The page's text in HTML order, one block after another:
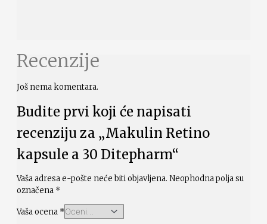
Recenzije
Još nema komentara.
Budite prvi koji će napisati
recenziju za „Makulin Retino
kapsule a 30 Ditepharm“
Vaša adresa e-pošte neće biti objavljena. Neophodna polja su
označena *
Vaša ocena *